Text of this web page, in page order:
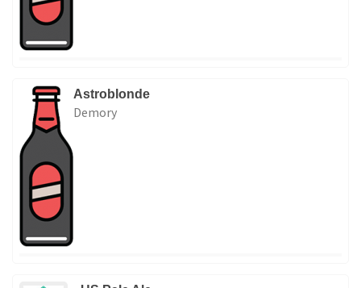
Astroblonde
Demory